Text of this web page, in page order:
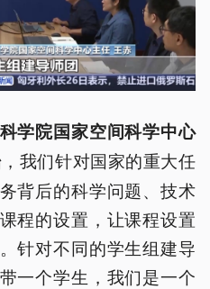
学院国家空间科学中心
我们针对国家的重大任
背后的科学问题、技术
程的设置，让课程设置
针对不同的学生组建导
一个学生，我们是一个